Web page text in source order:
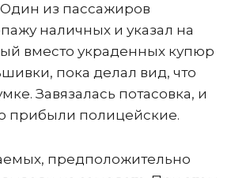
из пассажиров
наличных и указал на
вместо украденных купюр
пока делал вид, что
Завязалась потасовка, и
прибыли полицейские.
предположительно